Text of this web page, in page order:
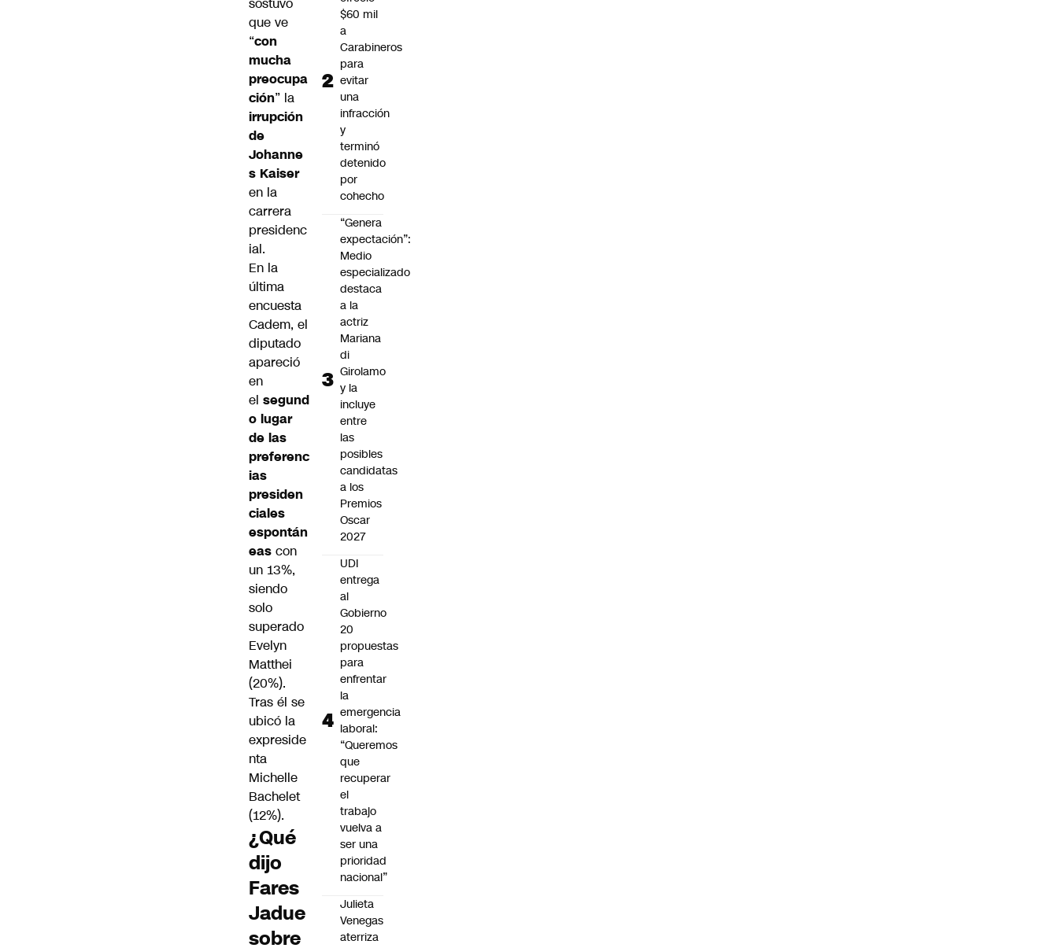
que ve
“con
mucha
preocupa
ción” la
irrupción
de
Johanne
s Kaiser
en la
carrera
presidenc
ial.
En la
última
encuesta
Cadem, el
diputado
apareció
en
el segund
o lugar
de las
preferenc
ias
presiden
ciales
espontán
eas con
un 13%,
siendo
solo
superado
Evelyn
Matthei
(20%).
Tras él se
ubicó la
expreside
nta
Michelle
Bachelet
(12%).
¿Qué
dijo
Fares
Jadue
sobre
$60 mil
a
Carabineros
para
evitar
una
infracción
y
terminó
detenido
por
cohecho
“Genera
expectación”:
Medio
especializado
destaca
a la
actriz
Mariana
di
Girolamo
y la
incluye
entre
las
posibles
candidatas
a los
Premios
Oscar
2027
UDI
entrega
al
Gobierno
20
propuestas
para
enfrentar
la
emergencia
laboral:
“Queremos
que
recuperar
el
trabajo
vuelva a
ser una
prioridad
nacional”
Julieta
Venegas
aterriza